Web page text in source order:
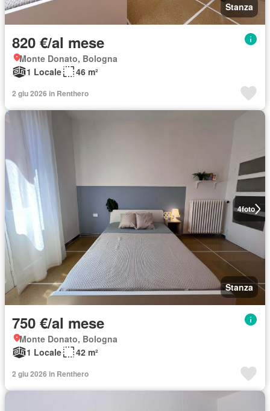
Stanza
820 €/al mese
Monte Donato, Bologna
1 Locale
46 m²
2 giu 2026 in Renthero
4foto
Stanza
750 €/al mese
Monte Donato, Bologna
1 Locale
42 m²
2 giu 2026 in Renthero